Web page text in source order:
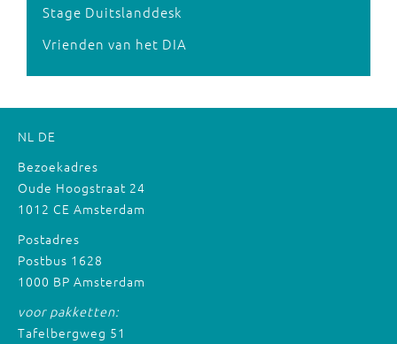
Stage Duitslanddesk
Vrienden van het DIA
NL DE
Bezoekadres
Oude Hoogstraat 24
1012 CE Amsterdam
Postadres
Postbus 1628
1000 BP Amsterdam
voor pakketten:
Tafelbergweg 51